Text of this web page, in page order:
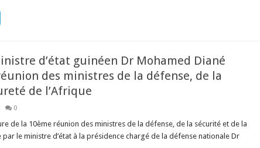
d’état guinéen Dr Mohamed Diané
des ministres de la défense, de la
de l’Afrique
0
de la 10ème réunion des ministres de la défense, de la sécurité et de la
par le ministre d’état à la présidence chargé de la défense nationale Dr